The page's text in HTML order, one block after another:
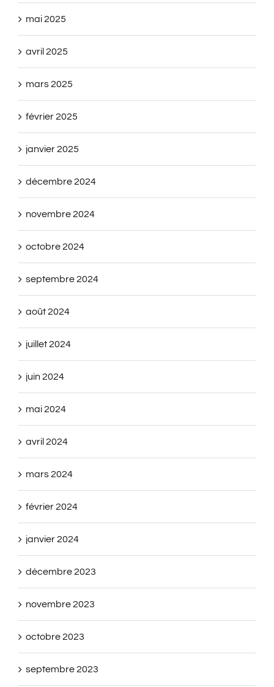
mai 2025
avril 2025
mars 2025
février 2025
janvier 2025
décembre 2024
novembre 2024
octobre 2024
septembre 2024
août 2024
juillet 2024
juin 2024
mai 2024
avril 2024
mars 2024
février 2024
janvier 2024
décembre 2023
novembre 2023
octobre 2023
septembre 2023